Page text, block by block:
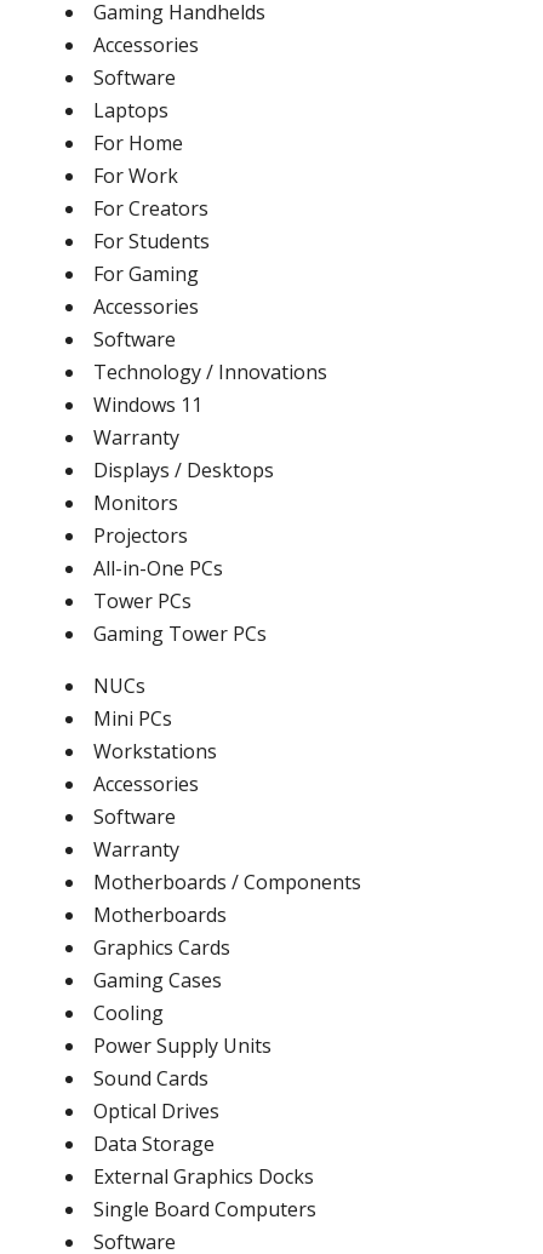
Gaming Handhelds
Accessories
Software
Laptops
For Home
For Work
For Creators
For Students
For Gaming
Accessories
Software
Technology / Innovations
Windows 11
Warranty
Displays / Desktops
Monitors
Projectors
All-in-One PCs
Tower PCs
Gaming Tower PCs
NUCs
Mini PCs
Workstations
Accessories
Software
Warranty
Motherboards / Components
Motherboards
Graphics Cards
Gaming Cases
Cooling
Power Supply Units
Sound Cards
Optical Drives
Data Storage
External Graphics Docks
Single Board Computers
Software